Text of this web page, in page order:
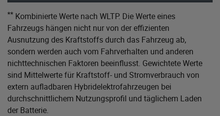
** Kombinierte Werte nach WLTP. Die Werte eines
Fahrzeugs hängen nicht nur von der effizienten
Ausnutzung des Kraftstoffs durch das Fahrzeug ab,
sondern werden auch vom Fahrverhalten und anderen
nichttechnischen Faktoren beeinflusst. Gewichtete Werte
sind Mittelwerte für Kraftstoff- und Stromverbrauch von
extern aufladbaren Hybridelektrofahrzeugen bei
durchschnittlichem Nutzungsprofil und täglichem Laden
der Batterie.